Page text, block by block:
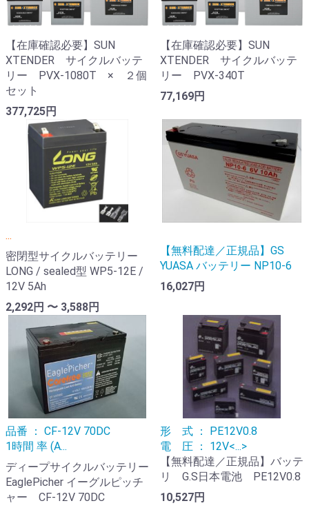
【在庫確認必要】SUN
XTENDER サイクルバッテ
リー PVX-1080T × ２個
セット
377,725円
【在庫確認必要】SUN
XTENDER サイクルバッテ
リー PVX-340T
77,169円
...
密閉型サイクルバッテリー
LONG / sealed型 WP5-12E /
12V 5Ah
2,292円 〜 3,588円
【無料配達／正規品】GS
YUASA バッテリー NP10-6
16,027円
品番 ： CF-12V 70DC
1時間 率 (A...
ディープサイクルバッテリー
EaglePicher イーグルピッチ
ャー CF-12V 70DC
形 式 ： PE12V0.8
電 圧 ： 12V<...>
【無料配達／正規品】バッテ
リ G.S日本電池 PE12V0.8
10,527円